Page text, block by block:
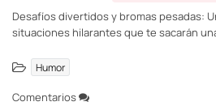
Desafíos divertidos y bromas pesadas:
situaciones hilarantes que te sacarán
Humor
Comentarios